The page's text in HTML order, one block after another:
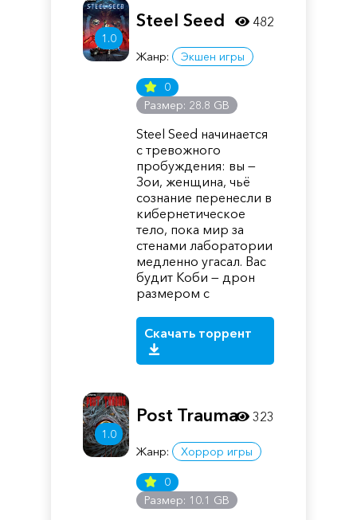
1.0
Steel Seed
Жанр: Экшен игры
0
Размер: 28.8 GB
Steel Seed начинается
с тревожного
пробуждения: вы —
Зои, женщина, чьё
сознание перенесли в
кибернетическое
тело, пока мир за
стенами лаборатории
медленно угасал. Вас
будит Коби — дрон
размером с
Скачать торрент
482
1.0
Post Trauma
Жанр: Хоррор игры
0
Размер: 10.1 GB
323